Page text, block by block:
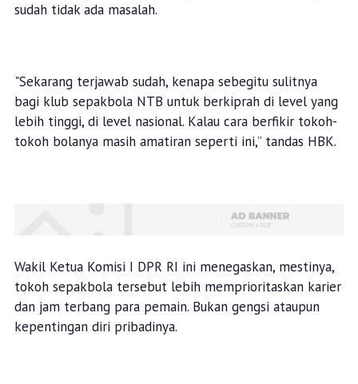
sudah tidak ada masalah.
"Sekarang terjawab sudah, kenapa sebegitu sulitnya
bagi klub sepakbola NTB untuk berkiprah di level yang
lebih tinggi, di level nasional. Kalau cara berfikir tokoh-
tokoh bolanya masih amatiran seperti ini,” tandas HBK.
Wakil Ketua Komisi I DPR RI ini menegaskan, mestinya,
tokoh sepakbola tersebut lebih memprioritaskan karier
dan jam terbang para pemain. Bukan gengsi ataupun
kepentingan diri pribadinya.